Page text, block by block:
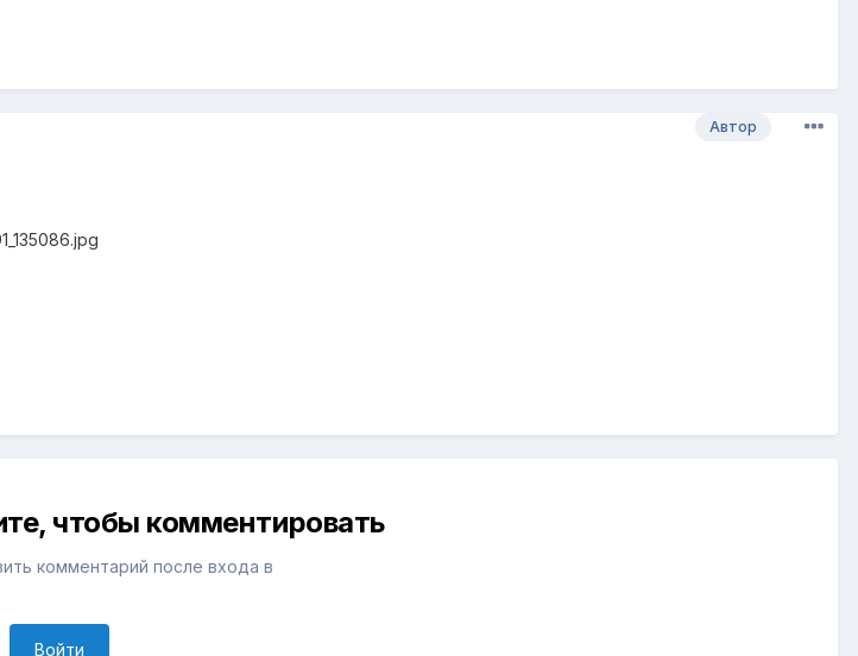
Автор
чтобы комментировать
комментарий после входа в
Войти